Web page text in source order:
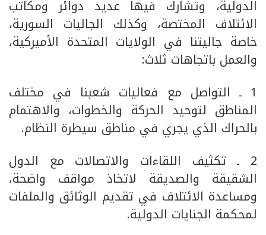
الدولية، وتشارك فيها عديد دوائر ومكاتب
الائتلاف المختصة، وكذلك الجاليات السورية،
خاصة جاليتنا في الولايات المتحدة الأميركية،
والعمل باتجاهات ثلاث:
1 ـ التواصل مع فعاليات شعبنا في مختلف
المناطق لتوحيد الحركة والخطوات، والاهتمام
بالحراك الذي يجري في مناطق سيطرة النظام.
2 ـ تكثيف اللقاءات والاتصالات مع الدول
الشقيقة والصديقة لاتخاذ مواقف واضحة،
ومساعدة الائتلاف في تقديم الوثائق والملفات
لمحكمة الجنايات الدولية.